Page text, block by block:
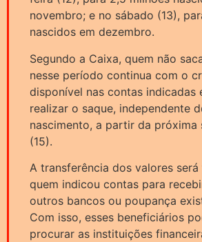
novembro; e no sábado (13),
nascidos em dezembro.
Segundo a Caixa, quem não
nesse período continua com o
disponível nas contas indicadas
realizar o saque, independente
nascimento, a partir da próxima
(15).
A transferência dos valores
quem indicou contas para
outros bancos ou poupança
Com isso, esses beneficiários
procurar as instituições